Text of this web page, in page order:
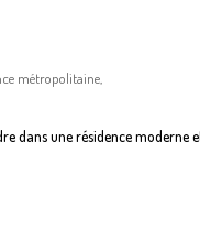
métropolitaine,
dans une résidence moderne